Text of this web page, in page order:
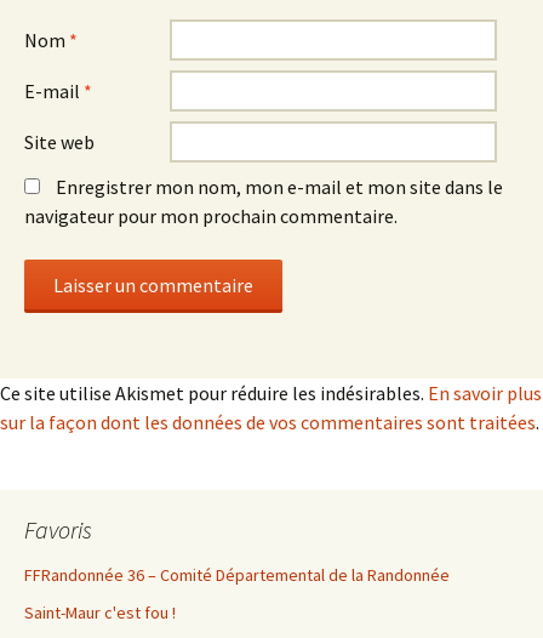
Nom *
E-mail *
Site web
Enregistrer mon nom, mon e-mail et mon site dans le
navigateur pour mon prochain commentaire.
Ce site utilise Akismet pour réduire les indésirables. En savoir plus
sur la façon dont les données de vos commentaires sont traitées.
Favoris
FFRandonnée 36 – Comité Départemental de la Randonnée
Saint-Maur c'est fou !